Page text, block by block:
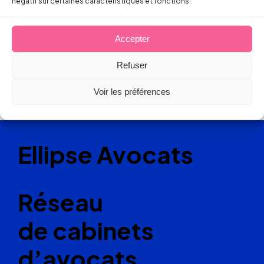
Accepter
Refuser
Voir les préférences
Ellipse Avocats
Réseau
de cabinets